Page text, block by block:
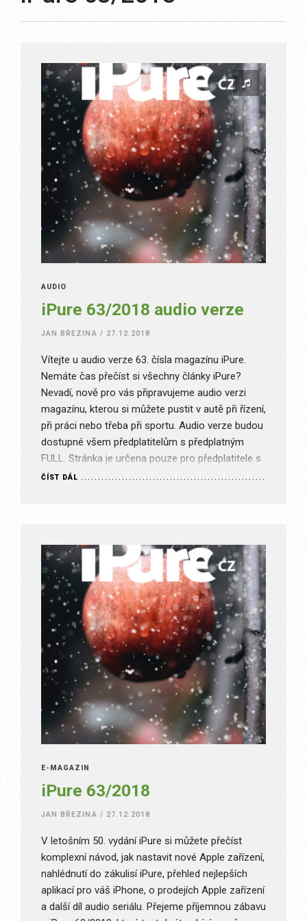
AUDIO
iPure 63/2018 audio verze
JAN BŘEZINA / 27.12.2018
Vítejte u audio verze 63. čísla magazínu iPure.
Nemáte čas přečíst si všechny články iPure?
Nevadí, nově pro vás připravujeme audio verzi
magazínu, kterou si můžete pustit v autě při řízení,
při práci nebo třeba při sportu. Audio verze budou
dostupné všem předplatitelům s předplatným
FULL. Stránka je určena pouze pro předplatitele s
příslušným typem…
ČÍST DÁL
E-MAGAZÍN
iPure 63/2018
JAN BŘEZINA / 27.12.2018
V letošním 50. vydání iPure si můžete přečíst
komplexní návod, jak nastavit nové Apple zařízení,
nahlédnutí do zákulisí iPure, přehled nejlepších
aplikací pro váš iPhone, o prodejích Apple zařízení
a další díl audio seriálu. Přejeme příjemnou zábavu